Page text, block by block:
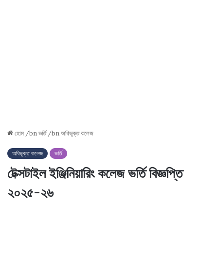
হোম /bn ভর্তি /bn অধিভুক্ত কলেজ
অধিভুক্ত কলেজ ভর্তি
টেক্সটাইল ইঞ্জিনিয়ারিং কলেজ ভর্তি বিজ্ঞপ্তি
২০২৫-২৬